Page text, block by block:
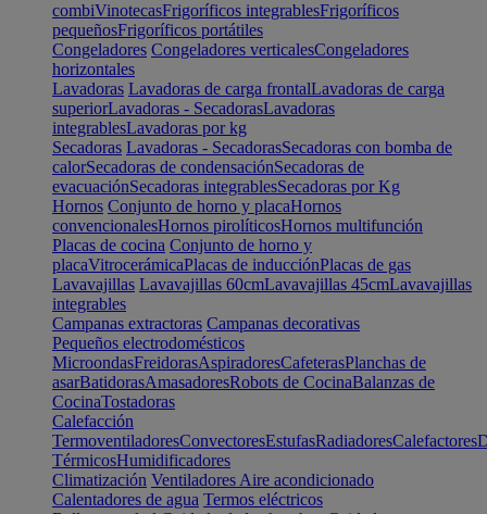
combiVinotecasFrigoríficos integrablesFrigoríficos
pequeñosFrigoríficos portátiles
Congeladores Congeladores verticalesCongeladores
horizontales
Lavadoras Lavadoras de carga frontalLavadoras de carga
superiorLavadoras - SecadorasLavadoras
integrablesLavadoras por kg
Secadoras Lavadoras - SecadorasSecadoras con bomba de
calorSecadoras de condensaciónSecadoras de
evacuaciónSecadoras integrablesSecadoras por Kg
Hornos Conjunto de horno y placaHornos
convencionalesHornos pirolíticosHornos multifunción
Placas de cocina Conjunto de horno y
placaVitrocerámicaPlacas de inducciónPlacas de gas
Lavavajillas Lavavajillas 60cmLavavajillas 45cmLavavajillas
integrables
Campanas extractoras Campanas decorativas
Pequeños electrodomésticos
MicroondasFreidorasAspiradoresCafeterasPlanchas de
asarBatidorasAmasadoresRobots de CocinaBalanzas de
CocinaTostadoras
Calefacción
TermoventiladoresConvectoresEstufasRadiadoresCalefactores
TérmicosHumidificadores
Climatización Ventiladores Aire acondicionado
Calentadores de agua Termos eléctricos